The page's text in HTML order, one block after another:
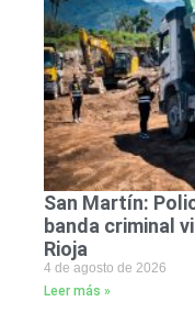
San Martín:
banda criminal
Rioja
4 de agosto de 2026
Leer más »